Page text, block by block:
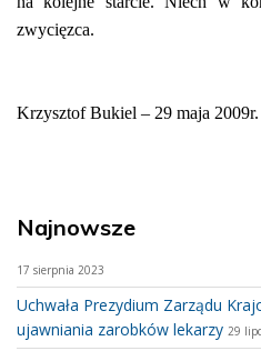
zwycięzca.
Krzysztof Bukiel – 29 maja 2009r.
Najnowsze
17 sierpnia 2023
Uchwała Prezydium Zarządu
ujawniania zarobków lekarzy 29